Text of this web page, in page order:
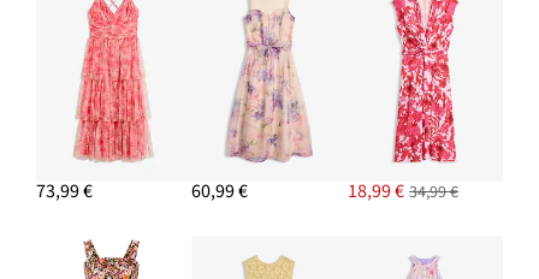
73,99 € 60,99 € 18,99 € 34,99 €